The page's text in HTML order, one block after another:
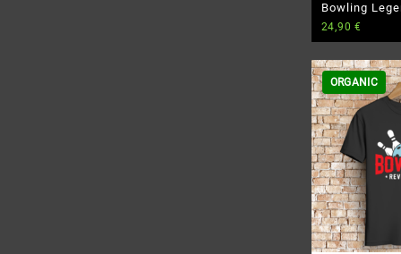
Bowling
Premium Bio
24,90€
ORGANIC